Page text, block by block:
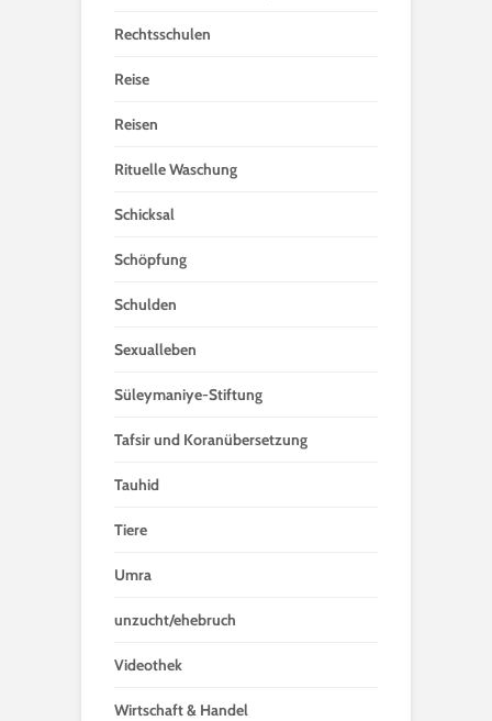
Rechtsschulen
Reise
Reisen
Rituelle Waschung
Schicksal
Schöpfung
Schulden
Sexualleben
Süleymaniye-Stiftung
Tafsir und Koranübersetzung
Tauhid
Tiere
Umra
unzucht/ehebruch
Videothek
Wirtschaft & Handel